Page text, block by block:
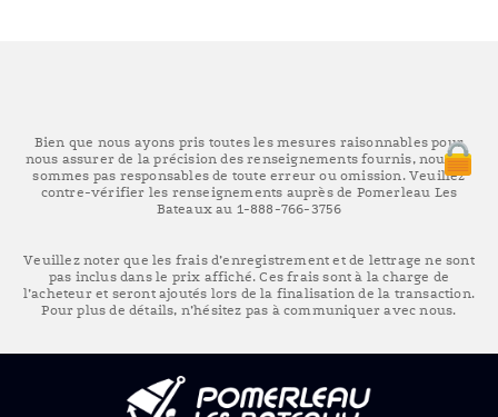
Bien que nous ayons pris toutes les mesures raisonnables pour
nous assurer de la précision des renseignements fournis, nous ne
sommes pas responsables de toute erreur ou omission. Veuillez
contre-vérifier les renseignements auprès de Pomerleau Les
Bateaux au 1-888-766-3756
Veuillez noter que les frais d’enregistrement et de lettrage ne sont
pas inclus dans le prix affiché. Ces frais sont à la charge de
l’acheteur et seront ajoutés lors de la finalisation de la transaction.
Pour plus de détails, n’hésitez pas à communiquer avec nous.